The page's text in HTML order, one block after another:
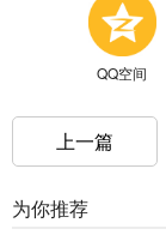
QQ空间
上一篇
为你推荐